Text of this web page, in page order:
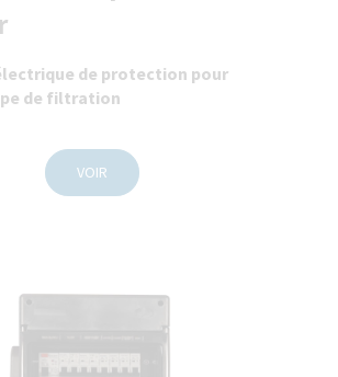
de protection pour
de filtration
VOIR